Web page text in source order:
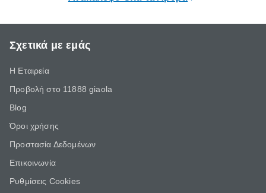
Σχετικά με εμάς
Η Εταιρεία
Προβολή στο 11888 giaola
Blog
Όροι χρήσης
Προστασία Δεδομένων
Επικοινωνία
Ρυθμίσεις Cookies